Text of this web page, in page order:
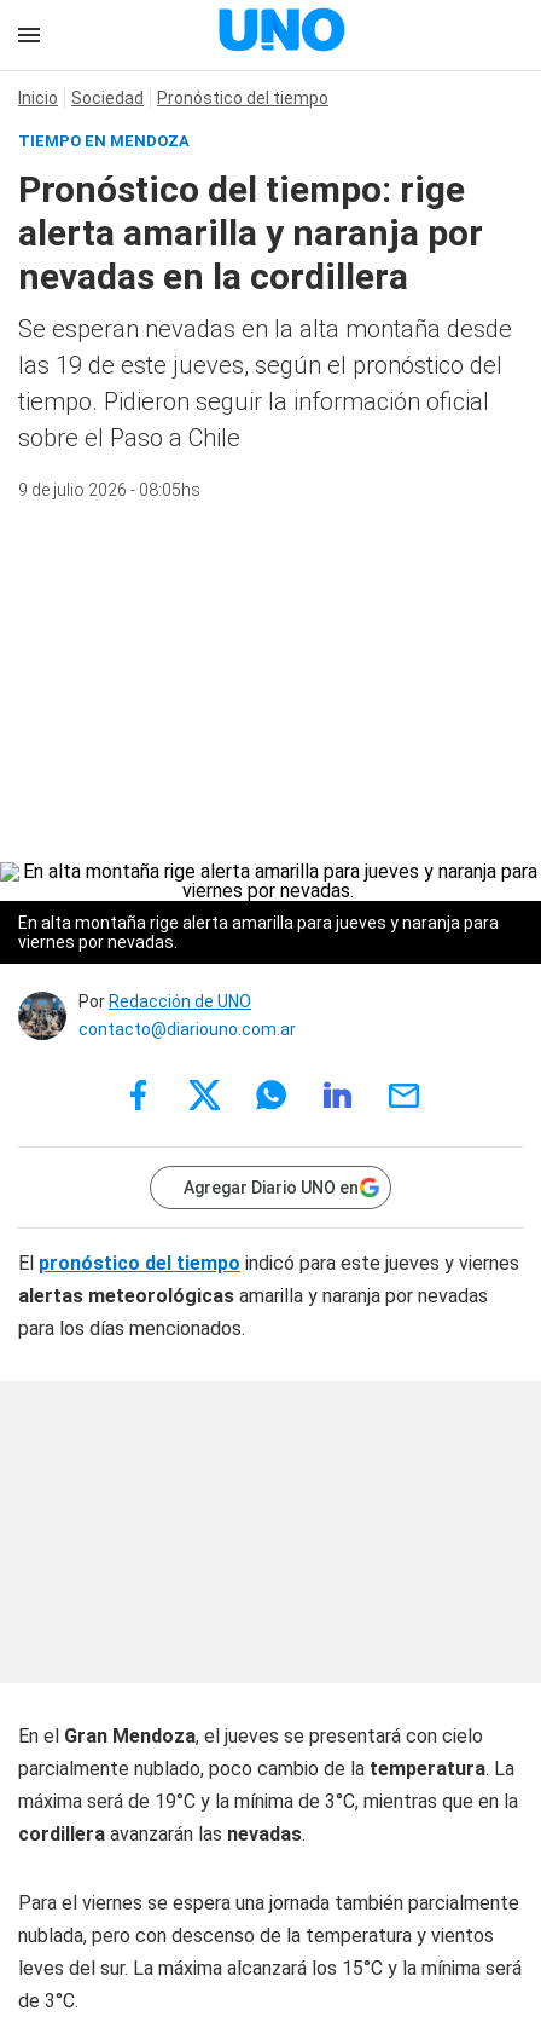
Inicio Sociedad Pronóstico del tiempo
TIEMPO EN MENDOZA
Pronóstico del tiempo: rige
alerta amarilla y naranja por
nevadas en la cordillera
Se esperan nevadas en la alta montaña desde
las 19 de este jueves, según el pronóstico del
tiempo. Pidieron seguir la información oficial
sobre el Paso a Chile
9 de julio 2026 - 08:05hs
En alta montaña rige alerta amarilla para jueves y naranja para
viernes por nevadas.
Por Redacción de UNO
contacto@diariouno.com.ar
Agregar Diario UNO en
El pronóstico del tiempo indicó para este jueves y viernes
alertas meteorológicas amarilla y naranja por nevadas
para los días mencionados.
En el Gran Mendoza, el jueves se presentará con cielo
parcialmente nublado, poco cambio de la temperatura. La
máxima será de 19°C y la mínima de 3°C, mientras que en la
cordillera avanzarán las nevadas.
Para el viernes se espera una jornada también parcialmente
nublada, pero con descenso de la temperatura y vientos
leves del sur. La máxima alcanzará los 15°C y la mínima será
de 3°C.